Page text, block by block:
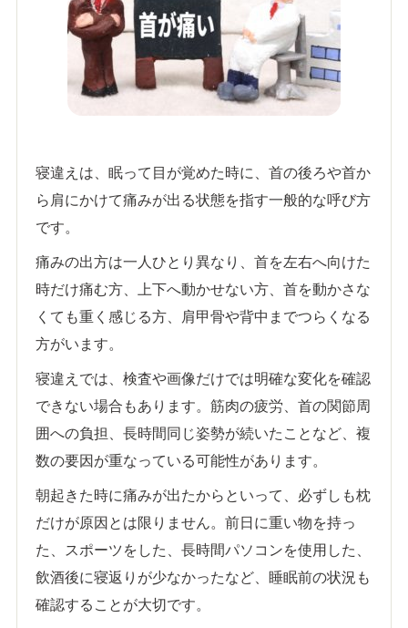
寝違えは、眠って目が覚めた時に、首の後ろや首か
ら肩にかけて痛みが出る状態を指す一般的な呼び方
です。
痛みの出方は一人ひとり異なり、首を左右へ向けた
時だけ痛む方、上下へ動かせない方、首を動かさな
くても重く感じる方、肩甲骨や背中までつらくなる
方がいます。
寝違えでは、検査や画像だけでは明確な変化を確認
できない場合もあります。筋肉の疲労、首の関節周
囲への負担、長時間同じ姿勢が続いたことなど、複
数の要因が重なっている可能性があります。
朝起きた時に痛みが出たからといって、必ずしも枕
だけが原因とは限りません。前日に重い物を持っ
た、スポーツをした、長時間パソコンを使用した、
飲酒後に寝返りが少なかったなど、睡眠前の状況も
確認することが大切です。